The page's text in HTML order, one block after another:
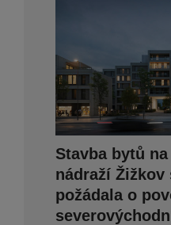
Stavba bytů
nádraží Žižkov
požádala o